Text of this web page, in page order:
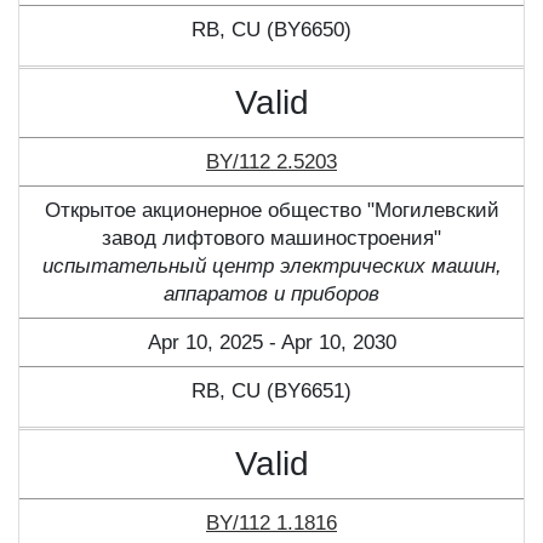
RB, CU (BY6650)
Valid
BY/112 2.5203
Открытое акционерное общество "Могилевский
завод лифтового машиностроения"
испытательный центр электрических машин,
аппаратов и приборов
Apr 10, 2025 - Apr 10, 2030
RB, CU (BY6651)
Valid
BY/112 1.1816